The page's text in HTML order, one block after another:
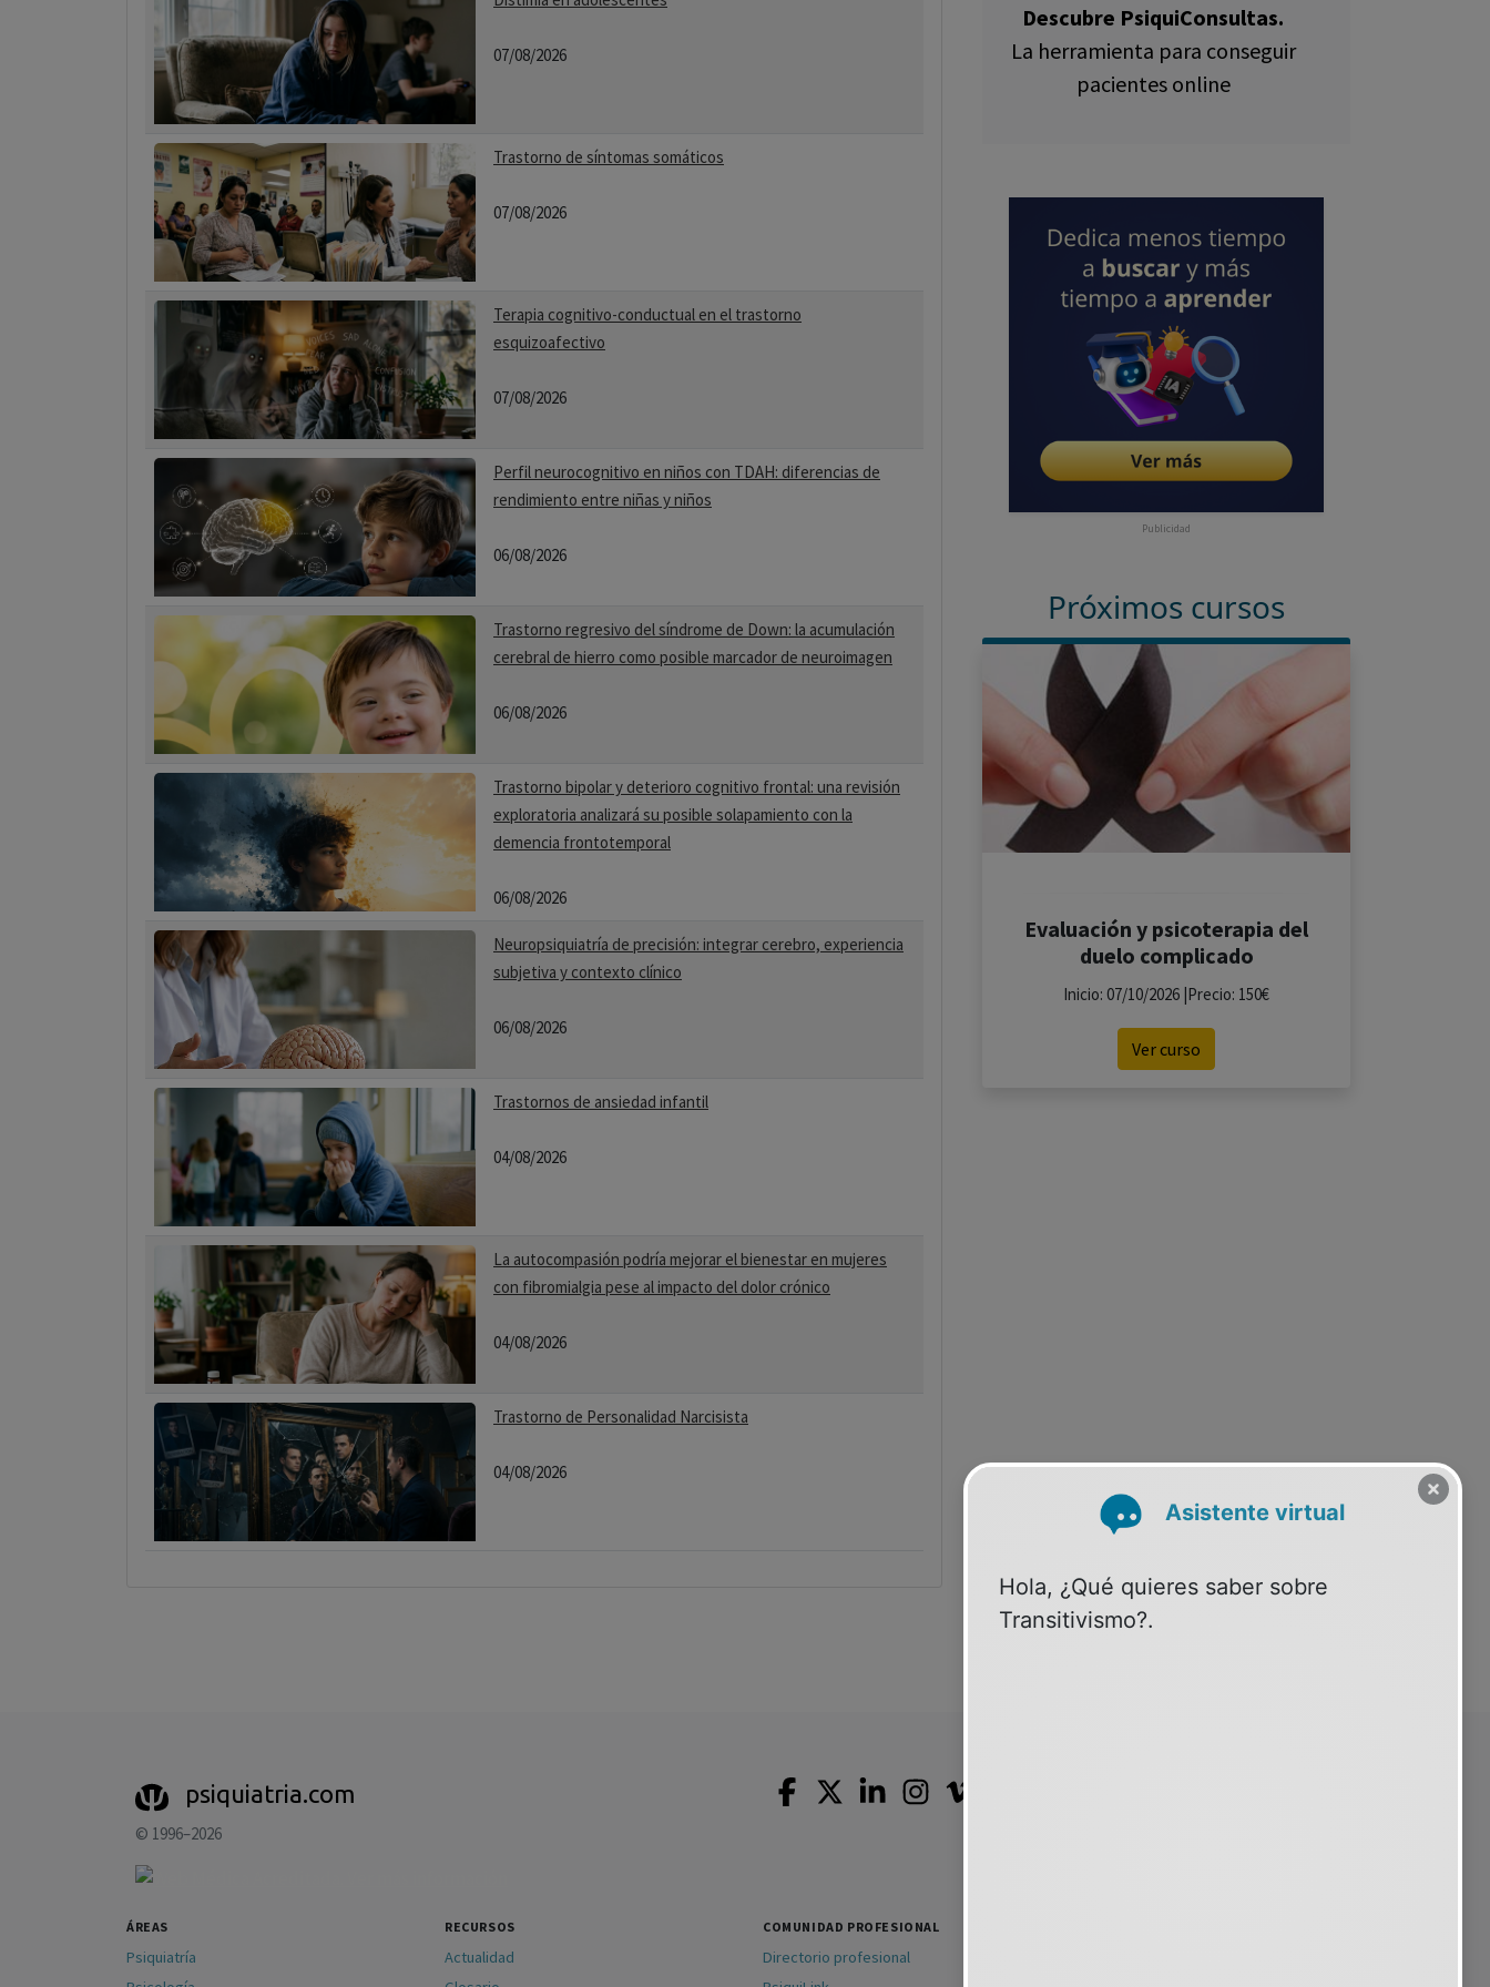
07/08/2026
Trastorno de síntomas somáticos
07/08/2026
Terapia cognitivo-conductual en el trastorno
esquizoafectivo
07/08/2026
Perfil neurocognitivo en niños con TDAH: diferencias de
rendimiento entre niñas y niños
06/08/2026
Trastorno regresivo del síndrome de Down: la acumulación
cerebral de hierro como posible marcador de neuroimagen
06/08/2026
Trastorno bipolar y deterioro cognitivo frontal: una revisión
exploratoria analizará su posible solapamiento con la
demencia frontotemporal
06/08/2026
Neuropsiquiatría de precisión: integrar cerebro, experiencia
subjetiva y contexto clínico
06/08/2026
Trastornos de ansiedad infantil
04/08/2026
La autocompasión podría mejorar el bienestar en mujeres
con fibromialgia pese al impacto del dolor crónico
04/08/2026
Trastorno de Personalidad Narcisista
04/08/2026
Descubre PsiquiConsultas.
La herramienta para conseguir
pacientes online
Publicidad
Próximos cursos
Evaluación y psicoterapia del
duelo complicado
Inicio: 07/10/2026 |Precio: 150€
Ver curso
psiquiatria.com
© 1996–2026
ÁREAS
Psiquiatría
RECURSOS
Actualidad
COMUNIDAD PROFESIONAL
Directorio profesional